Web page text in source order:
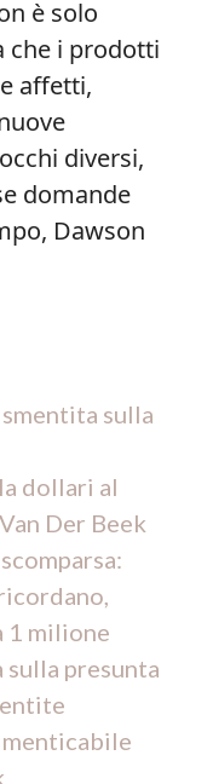
è solo
che i prodotti
affetti,
diversi,
domande
Dawson
smentita sulla
dollari al
Der Beek
1 milione
presunta